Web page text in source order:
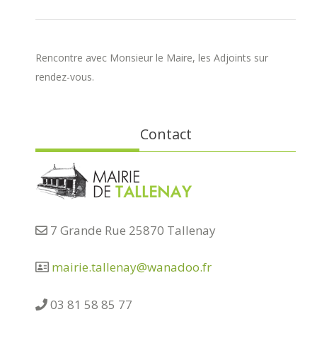
Rencontre avec Monsieur le Maire, les Adjoints sur
rendez-vous.
Contact
7 Grande Rue 25870 Tallenay
mairie.tallenay@wanadoo.fr
03 81 58 85 77